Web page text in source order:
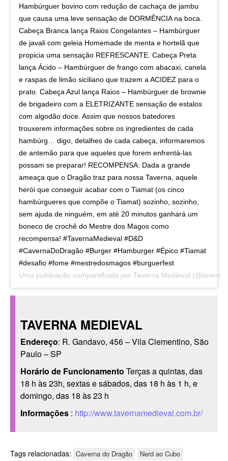
Hambúrguer bovino com redução de cachaça de jambu
que causa uma leve sensação de DORMÊNCIA na boca.
Cabeça Branca lança Raios Congelantes – Hambúrguer
de javali com geleia Homemade de menta e hortelã que
propicia uma sensação REFRESCANTE. Cabeça Preta
lança Ácido – Hambúrguer de frango com abacaxi, canela
e raspas de limão siciliano que trazem a ACIDEZ para o
prato. Cabeça Azul lança Raios – Hambúrguer de brownie
de brigadeiro com a ELETRIZANTE sensação de estalos
com algodão doce. Assim que nossos batedores
trouxerem informações sobre os ingredientes de cada
hambúrg… digo, detalhes de cada cabeça, informaremos
de antemão para que aqueles que forem enfrentá-las
possam se preparar! RECOMPENSA: Dada a grande
ameaça que o Dragão traz para nossa Taverna, aquele
herói que conseguir acabar com o Tiamat (os cinco
hambúrgueres que compõe o Tiamat) sozinho, sozinho,
sem ajuda de ninguém, em até 20 minutos ganhará um
boneco de crochê do Mestre dos Magos como
recompensa! #TavernaMedieval #D&D
#CavernaDoDragão #Burger #Hamburger #Épico #Tiamat
#desafio #fome #mestredosmagos #burguerfest
Uma publicação compartilhada por Taverna Medieval
TAVERNA MEDIEVAL
Endereço: R. Gandavo, 456 – Vila Clementino, São
Paulo – SP
Horário de Funcionamento Terças a quintas, das
18 h às 23h, sextas e sábados, das 18 h às 1 h, e
domingo, das 18 às 23 h
Informações : http://www.tavernamedieval.com.br/
Tags relacionadas: Caverna do Dragão
Nerd ao Cubo